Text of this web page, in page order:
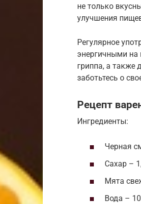
не только
улучшения
Регулярное
энергичными на
гриппа, а также
заботьтесь о
Рецепт
Ингредиенты:
Черная
Сахар –
Мята
Вода –